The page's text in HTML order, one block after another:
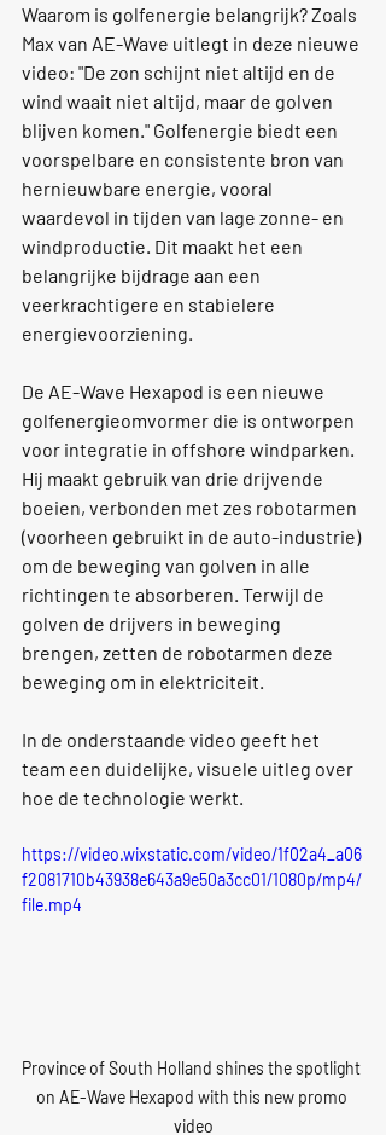
Waarom is golfenergie belangrijk? Zoals
Max van AE-Wave uitlegt in deze nieuwe
video: "De zon schijnt niet altijd en de
wind waait niet altijd, maar de golven
blijven komen." Golfenergie biedt een
voorspelbare en consistente bron van
hernieuwbare energie, vooral
waardevol in tijden van lage zonne- en
windproductie. Dit maakt het een
belangrijke bijdrage aan een
veerkrachtigere en stabielere
energievoorziening.
De AE-Wave Hexapod is een nieuwe
golfenergieomvormer die is ontworpen
voor integratie in offshore windparken.
Hij maakt gebruik van drie drijvende
boeien, verbonden met zes robotarmen
(voorheen gebruikt in de auto-industrie)
om de beweging van golven in alle
richtingen te absorberen. Terwijl de
golven de drijvers in beweging
brengen, zetten de robotarmen deze
beweging om in elektriciteit.
In de onderstaande video geeft het
team een duidelijke, visuele uitleg over
hoe de technologie werkt.
https://video.wixstatic.com/video/1f02a4_a06
f2081710b43938e643a9e50a3cc01/1080p/mp4/
file.mp4
Province of South Holland shines the spotlight
on AE-Wave Hexapod with this new promo
video